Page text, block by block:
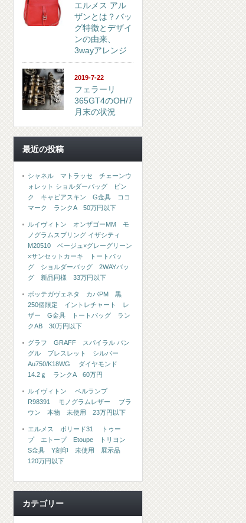
エルメス アル
ザンとは？バッ
グ特徴とデザイ
ンの由来、
3wayアレンジ
2019-7-22
フェラーリ
365GT4のOH/7
月末の状況
最近の投稿
シャネル マトラッセ チェーンウ
ォレット ショルダーバッグ ピン
ク キャビアスキン G金具 ココ
マーク ランクA 50万円以下
ルイヴィトン オンザゴーMM モ
ノグラムスプリング イザシティ
M20510 ベージュ×グレーグリーン
×サンセットカーキ トートバッ
グ ショルダーバッグ 2WAYバッ
グ 新品同様 33万円以下
ボッテガヴェネタ カバPM 黒
250個限定 イントレチャート レ
ザー G金具 トートバッグ ラン
クAB 30万円以下
グラフ GRAFF スパイラル バン
グル ブレスレット シルバー
Au750/K18WG ダイヤモンド
14.2ｇ ランクA 60万円
ルイヴィトン ベルランプ
R98391 モノグラムレザー ブラ
ウン 本物 未使用 23万円以下
エルメス ボリード31 トゥー
プ エトープ Etoupe トリヨン
S金具 Y刻印 未使用 展示品
120万円以下
カテゴリー